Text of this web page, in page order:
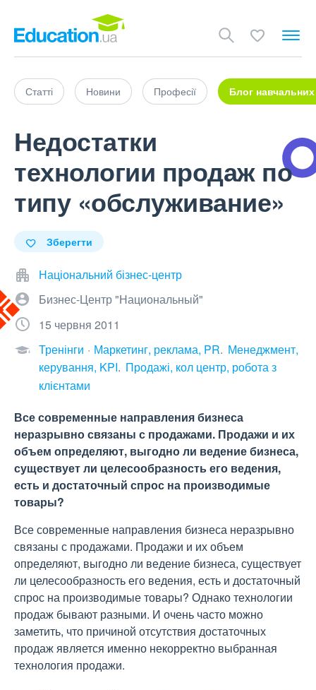
Статті Новини Професії Блог навчальних
Недостатки
технологии продаж по
типу «обслуживание»
Зберегти
Національний бізнес-центр
Бизнес-Центр "Национальный"
15 червня 2011
Тренінги
Маркетинг, реклама, PR Менеджмент,
керування, KPI Продажі, кол центр, робота з
клієнтами
Все современные направления бизнеса
неразрывно связаны с продажами. Продажи и их
объем определяют, выгодно ли ведение бизнеса,
существует ли целесообразность его ведения,
есть и достаточный спрос на производимые
товары?
Все современные направления бизнеса неразрывно
связаны с продажами. Продажи и их объем
определяют, выгодно ли ведение бизнеса, существует
ли целесообразность его ведения, есть и достаточный
спрос на производимые товары? Однако технологии
продаж бывают разными. И очень часто можно
заметить, что причиной отсутствия достаточных
продаж является именно некорректно выбранная
технология продажи.